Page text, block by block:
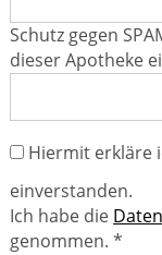
Schutz gegen
dieser Apotheke
Hiermit erkläre
einverstanden.
Ich habe die
genommen. *